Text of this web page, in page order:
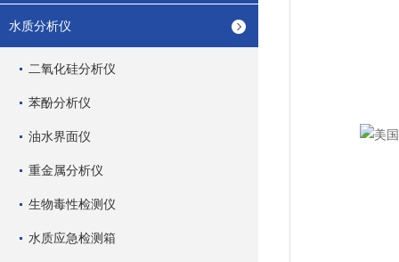
水质分析仪
二氧化硅分析仪
苯酚分析仪
油水界面仪
重金属分析仪
生物毒性检测仪
水质应急检测箱